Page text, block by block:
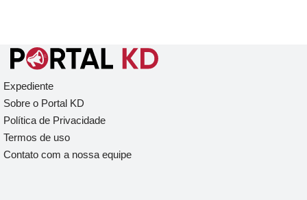
Expediente
Sobre o Portal KD
Política de Privacidade
Termos de uso
Contato com a nossa equipe